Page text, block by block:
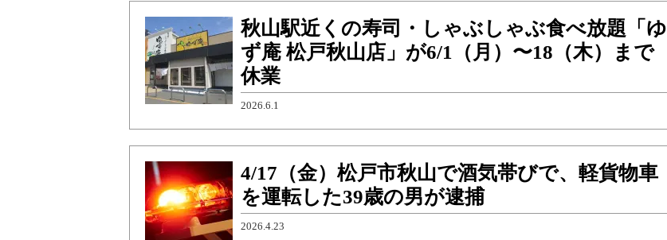
秋山駅近くの寿司・しゃぶしゃぶ食べ放題「ゆ
ず庵 松戸秋山店」が6/1（月）〜18（木）まで
休業
2026.6.1
4/17（金）松戸市秋山で酒気帯びで、軽貨物車
を運転した39歳の男が逮捕
2026.4.23